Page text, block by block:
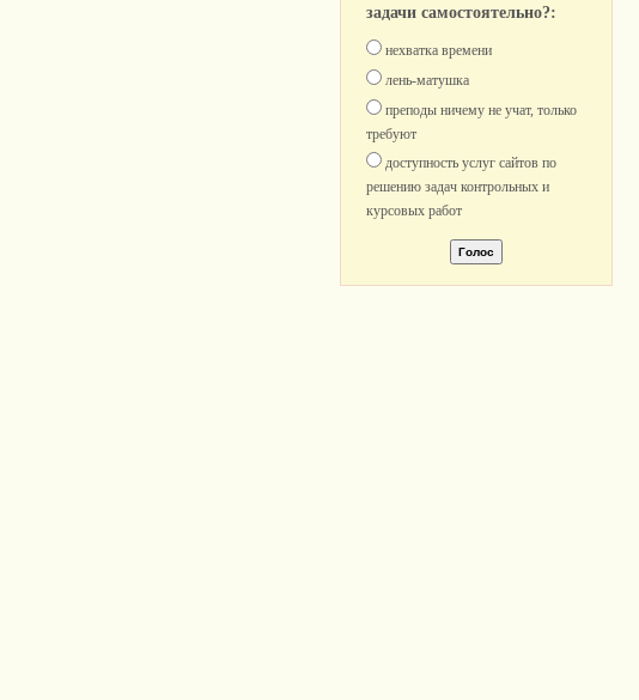
задачи самостоятельно?:
нехватка времени
лень-матушка
преподы ничему не учат, только
требуют
доступность услуг сайтов по
решению задач контрольных и
курсовых работ